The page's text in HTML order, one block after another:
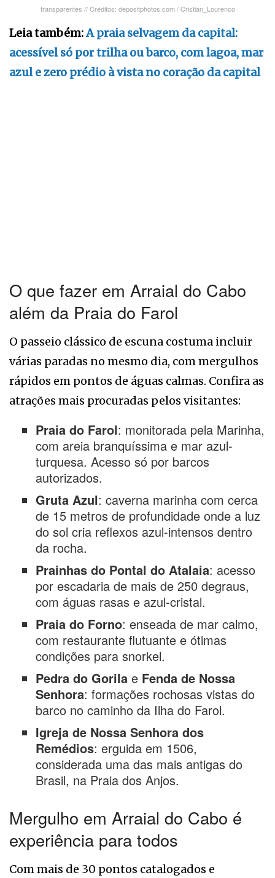
transparentes // Créditos: depositphotos.com / Cristian_Lourenco
Leia também:A praia selvagem da capital:
acessível só por trilha ou barco, com lagoa, mar
azul e zero prédio à vista no coração da capital
O que fazer em Arraial do Cabo
além da Praia do Farol
O passeio clássico de escuna costuma incluir
várias paradas no mesmo dia, com mergulhos
rápidos em pontos de águas calmas. Confira as
atrações mais procuradas pelos visitantes:
Praia do Farol: monitorada pela Marinha,
com areia branquíssima e mar azul-
turquesa. Acesso só por barcos
autorizados.
Gruta Azul: caverna marinha com cerca
de 15 metros de profundidade onde a luz
do sol cria reflexos azul-intensos dentro
da rocha.
Prainhas do Pontal do Atalaia: acesso
por escadaria de mais de 250 degraus,
com águas rasas e azul-cristal.
Praia do Forno: enseada de mar calmo,
com restaurante flutuante e ótimas
condições para snorkel.
Pedra do Gorilae Fenda de Nossa
Senhora: formações rochosas vistas do
barco no caminho da Ilha do Farol.
Igreja de Nossa Senhora dos
Remédios: erguida em 1506,
considerada uma das mais antigas do
Brasil, na Praia dos Anjos.
Mergulho em Arraial do Cabo é
experiência para todos
Com mais de 30 pontos catalogados e